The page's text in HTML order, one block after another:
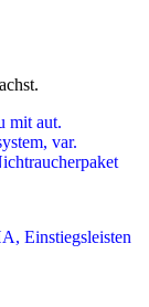
mit aut.
var.
Einstiegsleisten